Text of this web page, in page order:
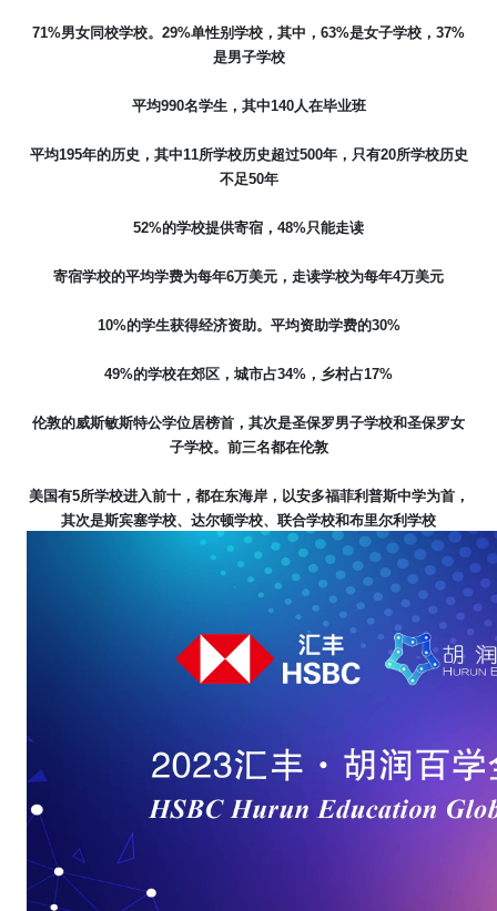
71%男女同校学校。 29%单性别学校，其中， 63%是女子学校， 37%
是男子学校
平均990名学生，其中140人在毕业班
平均195年的历史，其中11所学校历史超过500年，只有20所学校历史
不足50年
52%的学校提供寄宿， 48%只能走读
寄宿学校的平均学费为每年6万美元，走读学校为每年4万美元
10%的学生获得经济资助。平均资助学费的30%
49%的学校在郊区，城市占34% ，乡村占17%
伦敦的威斯敏斯特公学位居榜首，其次是圣保罗男子学校和圣保罗女
子学校。前三名都在伦敦
美国有5所学校进入前十，都在东海岸，以安多福菲利普斯中学为首，
其次是斯宾塞学校、达尔顿学校、联合学校和布里尔利学校